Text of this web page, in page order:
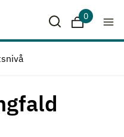
Sparade
0